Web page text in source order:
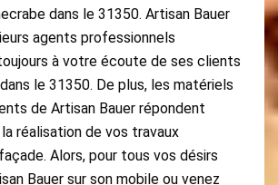
dans le 31350. Artisan Bauer
agents professionnels
à votre écoute de ses clients
le 31350. De plus, les matériels
de Artisan Bauer répondent
réalisation de vos travaux
Alors, pour tous vos désirs
Bauer sur son mobile ou venez